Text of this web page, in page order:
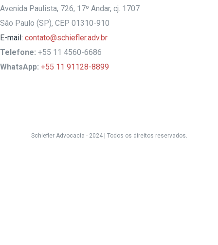
Avenida Paulista, 726, 17º Andar, cj. 1707
São Paulo (SP), CEP 01310-910
E-mail: contato@schiefler.adv.br
Telefone: +55 11 4560-6686
WhatsApp: +55 11 91128-8899
Schiefler Advocacia - 2024 | Todos os direitos reservados.